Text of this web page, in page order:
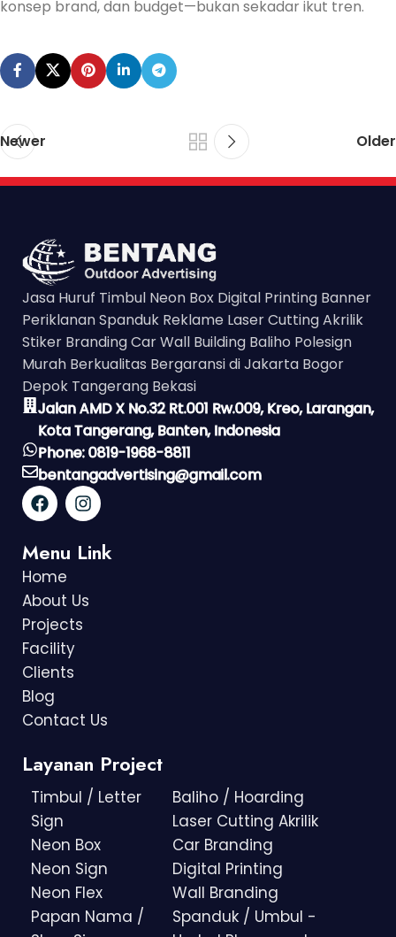
konsep brand, dan budget—bukan sekadar ikut tren.
Newer Older
Jasa Huruf Timbul Neon Box Digital Printing Banner
Periklanan Spanduk Reklame Laser Cutting Akrilik
Stiker Branding Car Wall Building Baliho Polesign
Murah Berkualitas Bergaransi di Jakarta Bogor
Depok Tangerang Bekasi
Jalan AMD X No.32 Rt.001 Rw.009, Kreo, Larangan,
Kota Tangerang, Banten, Indonesia
Phone: 0819-1968-8811
bentangadvertising@gmail.com
Menu Link
Home
About Us
Projects
Facility
Clients
Blog
Contact Us
Layanan Project
Timbul / Letter
Sign
Neon Box
Neon Sign
Neon Flex
Papan Nama /
Baliho / Hoarding
Laser Cutting Akrilik
Car Branding
Digital Printing
Wall Branding
Spanduk / Umbul -